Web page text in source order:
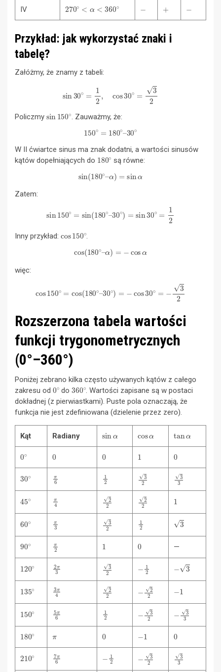
IV 270∘ < 360∘ +
Przykład: jak wykorzystać znaki i
tabelę?
Załóżmy, że znamy z tabeli:
=
Policzmy sin 150∘. Zauważmy, że:
150∘ 180∘– 30∘
W II ćwiartce sinus ma znak dodatni, a wartości sinusów
kątów dopełniających do 180∘ są równe:
sin(180 ∘–α sin α
Zatem:
2
Inny przykład: cos150.
cos(180 ∘– α)= cos α
więc:
2
Rozszerzona tabela wartości
funkcji trygonometrycznych
(0°–360°)
Poniżej zebrano kilka często używanych kątów z całego
zakresu od 0∘ do360∘
. Wartości zapisane są w postaci
dokładnej (z pierwiastkami). Puste pola oznaczają, że
funkcja nie jest zdefiniowana (dzielenie przez zero).
Kąt Radiany sin tan
0∘ 0 0 1 0
30∘ π 1 32 33
45∘ π 22 22 1
60∘ π 32 1
90∘ π 1 0 —
120∘ 2π 32 12
135∘ 3π 22 22 1
150∘ 5π 1 32 33
180∘ 0 1 0
210∘ 7π 12 32 33